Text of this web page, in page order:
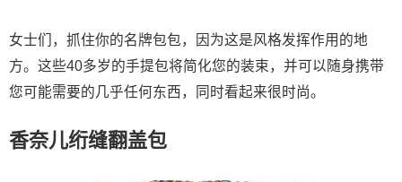
女士们，抓住你的名牌包包，因为这是风格发挥作用的地
方。这些40多岁的手提包将简化您的装束，并可以随身携带
您可能需要的几乎任何东西，同时看起来很时尚。
香奈儿绗缝翻盖包